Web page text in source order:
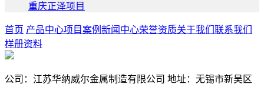
重庆正泽项目
首页 产品中心项目案例 新闻中心荣誉资质关于我们 联系我们
样册资料
公司：江苏华纳威尔金属制造有限公司 地址：无锡市新吴区